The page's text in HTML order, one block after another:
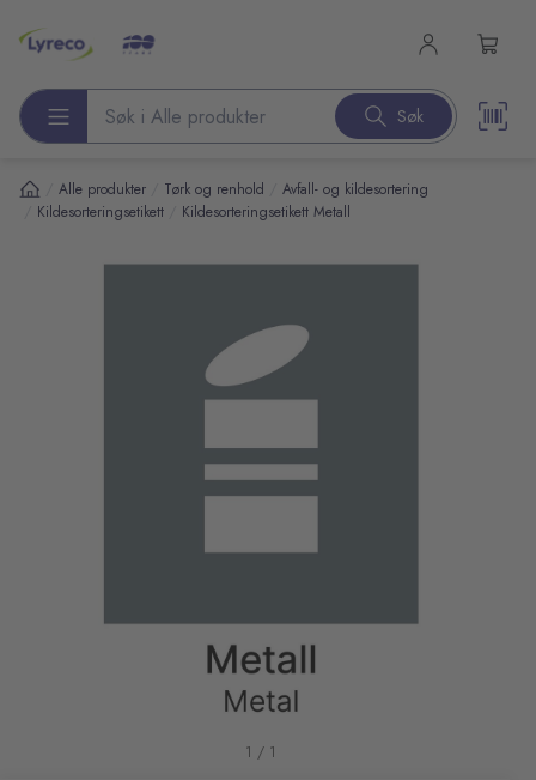
Søk etter produkter Søk
Alle produkter Tørk og renhold Avfall- og kildesortering
Kildesorteringsetikett Kildesorteringsetikett Metall
1 / 1